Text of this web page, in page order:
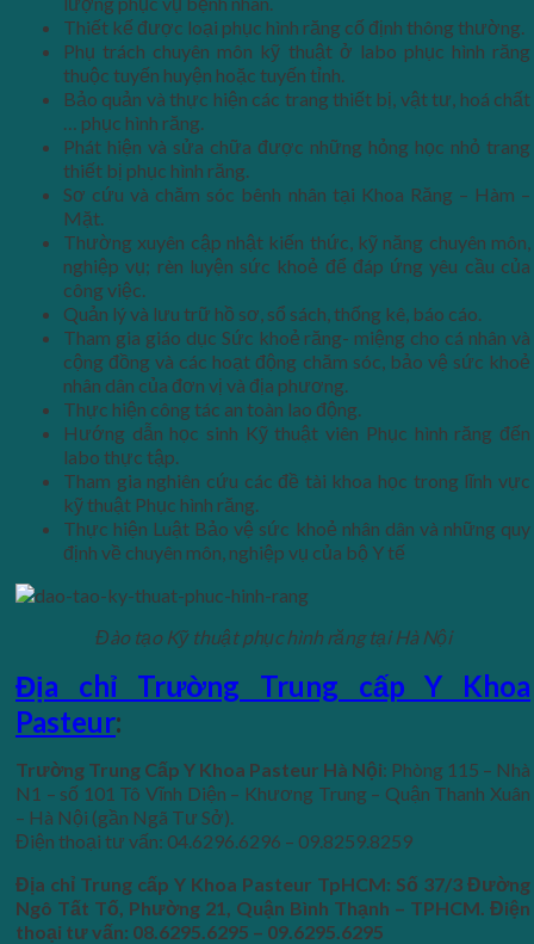
Thiết kế được loại phục hình răng cố định thông thường.
Phụ trách chuyên môn kỹ thuật ở labo phục hình răng
thuộc tuyến huyện hoặc tuyến tỉnh.
Bảo quản và thực hiện các trang thiết bị, vật tư, hoá chất
… phục hình răng.
Phát hiện và sửa chữa được những hỏng học nhỏ trang
thiết bị phục hình răng.
Sơ cứu và chăm sóc bênh nhân tại Khoa Răng – Hàm –
Mặt.
Thường xuyên cập nhật kiến thức, kỹ năng chuyên môn,
nghiệp vụ; rèn luyện sức khoẻ để đáp ứng yêu cầu của
công việc.
Quản lý và lưu trữ hồ sơ, sổ sách, thống kê, báo cáo.
Tham gia giáo dục Sức khoẻ răng- miệng cho cá nhân và
cộng đồng và các hoạt động chăm sóc, bảo vệ sức khoẻ
nhân dân của đơn vị và địa phương.
Thực hiện công tác an toàn lao động.
Hướng dẫn học sinh Kỹ thuật viên Phục hình răng đến
labo thực tập.
Tham gia nghiên cứu các đề tài khoa học trong lĩnh vực
kỹ thuật Phục hình răng.
Thực hiện Luật Bảo vệ sức khoẻ nhân dân và những quy
định về chuyên môn, nghiệp vụ của bộ Y tế
Đào tạo Kỹ thuật phục hình răng tại Hà Nội
Địa chỉ Trường Trung cấp Y Khoa
Pasteur:
Trường Trung Cấp Y Khoa Pasteur Hà Nội: Phòng 115 – Nhà
N1 – số 101 Tô Vĩnh Diện – Khương Trung – Quận Thanh Xuân
– Hà Nội (gần Ngã Tư Sở).
Điện thoại tư vấn: 04.6296.6296 – 09.8259.8259
Địa chỉ Trung cấp Y Khoa Pasteur TpHCM: Số 37/3 Đường
Ngô Tất Tố, Phường 21, Quận Bình Thạnh – TPHCM. Điện
thoại tư vấn: 08.6295.6295 – 09.6295.6295